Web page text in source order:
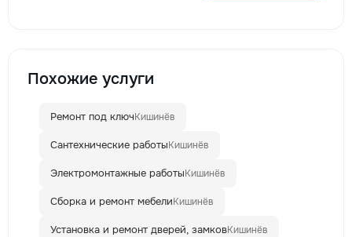
Похожие услуги
Ремонт под ключКишинёв
Сантехнические работыКишинёв
Электромонтажные работыКишинёв
Сборка и ремонт мебелиКишинёв
Установка и ремонт дверей, замковКишинёв